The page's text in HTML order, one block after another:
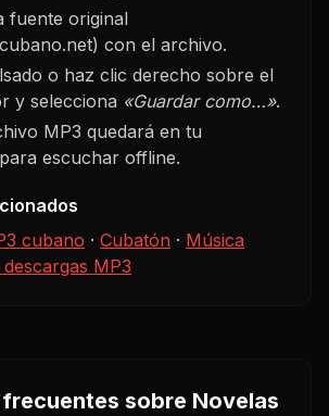
fuente original
con el archivo.
o haz clic derecho sobre el
y selecciona «Guardar como…».
MP3 quedará en tu
escuchar offline.
cubano · Cubatón · Música
descargas MP3
sobre Novelas